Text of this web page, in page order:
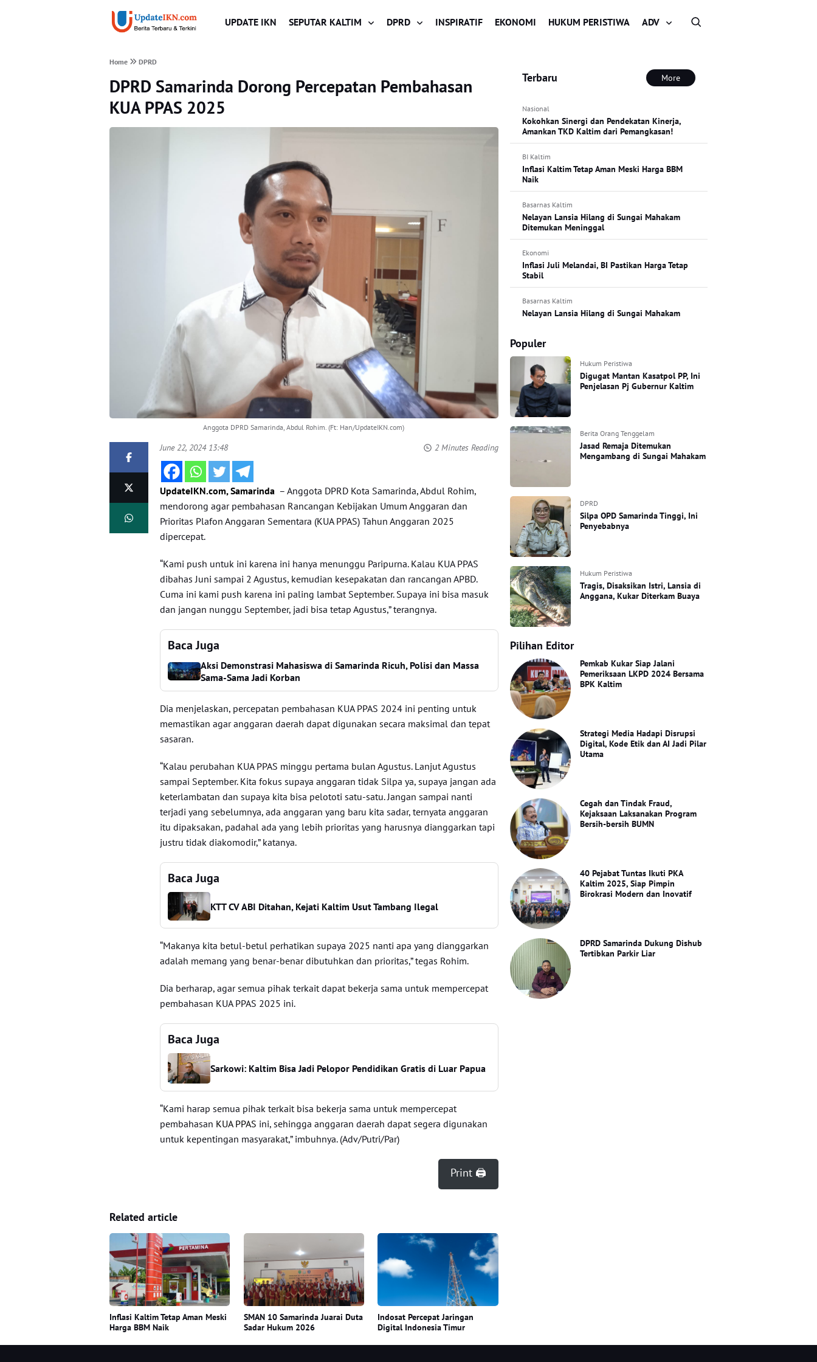
UPDATE IKN SEPUTAR KALTIM DPRD INSPIRATIF EKONOMI HUKUM PERISTIWA ADV
Home DPRD
DPRD Samarinda Dorong Percepatan Pembahasan
KUA PPAS 2025
Anggota DPRD Samarinda, Abdul Rohim. (Ft: Han/UpdateIKN.com)
June 22, 2024 13:48 2 Minutes Reading
UpdateIKN.com, Samarinda – Anggota DPRD Kota Samarinda, Abdul Rohim,
mendorong agar pembahasan Rancangan Kebijakan Umum Anggaran dan
Prioritas Plafon Anggaran Sementara (KUA PPAS) Tahun Anggaran 2025
dipercepat.
“Kami push untuk ini karena ini hanya menunggu Paripurna. Kalau KUA PPAS
dibahas Juni sampai 2 Agustus, kemudian kesepakatan dan rancangan APBD.
Cuma ini kami push karena ini paling lambat September. Supaya ini bisa masuk
dan jangan nunggu September, jadi bisa tetap Agustus,” terangnya.
Baca Juga
Aksi Demonstrasi Mahasiswa di Samarinda Ricuh, Polisi dan Massa
Sama-Sama Jadi Korban
Dia menjelaskan, percepatan pembahasan KUA PPAS 2024 ini penting untuk
memastikan agar anggaran daerah dapat digunakan secara maksimal dan tepat
sasaran.
“Kalau perubahan KUA PPAS minggu pertama bulan Agustus. Lanjut Agustus
sampai September. Kita fokus supaya anggaran tidak Silpa ya, supaya jangan ada
keterlambatan dan supaya kita bisa pelototi satu-satu. Jangan sampai nanti
terjadi yang sebelumnya, ada anggaran yang baru kita sadar, ternyata anggaran
itu dipaksakan, padahal ada yang lebih prioritas yang harusnya dianggarkan tapi
justru tidak diakomodir,” katanya.
Baca Juga
KTT CV ABI Ditahan, Kejati Kaltim Usut Tambang Ilegal
“Makanya kita betul-betul perhatikan supaya 2025 nanti apa yang dianggarkan
adalah memang yang benar-benar dibutuhkan dan prioritas,” tegas Rohim.
Dia berharap, agar semua pihak terkait dapat bekerja sama untuk mempercepat
pembahasan KUA PPAS 2025 ini.
Baca Juga
Sarkowi: Kaltim Bisa Jadi Pelopor Pendidikan Gratis di Luar Papua
“Kami harap semua pihak terkait bisa bekerja sama untuk mempercepat
pembahasan KUA PPAS ini, sehingga anggaran daerah dapat segera digunakan
untuk kepentingan masyarakat,” imbuhnya. (Adv/Putri/Par)
Print 🖨
Related article
Inflasi Kaltim Tetap Aman Meski
Harga BBM Naik
SMAN 10 Samarinda Juarai Duta
Sadar Hukum 2026
Indosat Percepat Jaringan
Digital Indonesia Timur
Terbaru More
Nasional
Kokohkan Sinergi dan Pendekatan Kinerja,
Amankan TKD Kaltim dari Pemangkasan!
BI Kaltim
Inflasi Kaltim Tetap Aman Meski Harga BBM
Naik
Basarnas Kaltim
Nelayan Lansia Hilang di Sungai Mahakam
Ditemukan Meninggal
Ekonomi
Inflasi Juli Melandai, BI Pastikan Harga Tetap
Stabil
Basarnas Kaltim
Nelayan Lansia Hilang di Sungai Mahakam
Populer
Hukum Peristiwa
Digugat Mantan Kasatpol PP, Ini
Penjelasan Pj Gubernur Kaltim
Berita Orang Tenggelam
Jasad Remaja Ditemukan
Mengambang di Sungai Mahakam
DPRD
Silpa OPD Samarinda Tinggi, Ini
Penyebabnya
Hukum Peristiwa
Tragis, Disaksikan Istri, Lansia di
Anggana, Kukar Diterkam Buaya
Pilihan Editor
Pemkab Kukar Siap Jalani
Pemeriksaan LKPD 2024 Bersama
BPK Kaltim
Strategi Media Hadapi Disrupsi
Digital, Kode Etik dan AI Jadi Pilar
Utama
Cegah dan Tindak Fraud,
Kejaksaan Laksanakan Program
Bersih-bersih BUMN
40 Pejabat Tuntas Ikuti PKA
Kaltim 2025, Siap Pimpin
Birokrasi Modern dan Inovatif
DPRD Samarinda Dukung Dishub
Tertibkan Parkir Liar